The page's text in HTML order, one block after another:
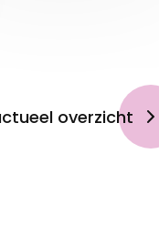
overzicht